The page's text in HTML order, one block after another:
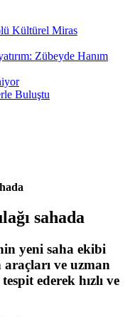
Kültürel Miras
Zübeyde Hanım
Buluştu
sahada
yeni saha ekibi
ve uzman
ederek hızlı ve